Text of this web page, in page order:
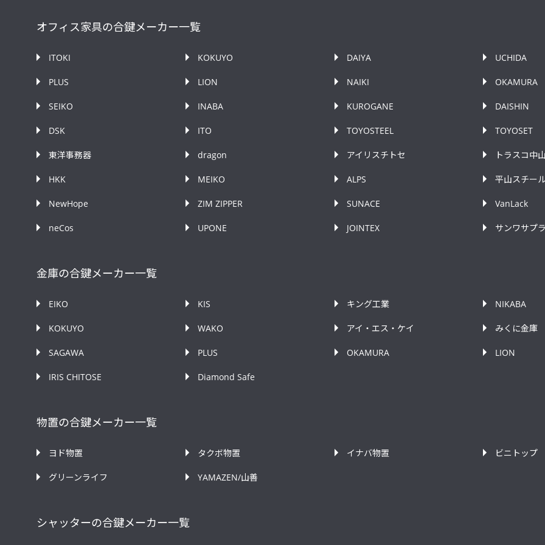
オフィス家具の合鍵メーカー一覧
ITOKI KOKUYO DAIYA UCHIDA
PLUS LION NAIKI OKAMURA
SEIKO INABA KUROGANE DAISHIN
DSK ITO TOYOSTEEL TOYOSET
東洋事務器 dragon アイリスチトセ トラスコ中山
HKK MEIKO ALPS 平山スチー
NewHope ZIM ZIPPER SUNACE VanLack
neCos UPONE JOINTEX サンワサプ
金庫の合鍵メーカー一覧
EIKO KIS キング工業 NIKABA
KOKUYO WAKO アイ・エス・ケイ みくに金庫
SAGAWA PLUS OKAMURA LION
IRIS CHITOSE Diamond Safe
物置の合鍵メーカー一覧
ヨド物置 タクボ物置 イナバ物置 ビニトップ
グリーンライフ YAMAZEN/山善
シャッターの合鍵メーカー一覧